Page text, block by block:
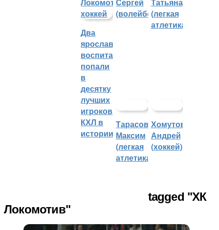
Два
ярославских
воспитанника
попали
в
десятку
лучших
игроков
КХЛ в
истории
(волейбол)(легкая
атлетика)
Тарасов
Максим
(легкая
атлетика)
Хомутов
Андрей
(хоккей)
tagged "ХК
Локомотив"